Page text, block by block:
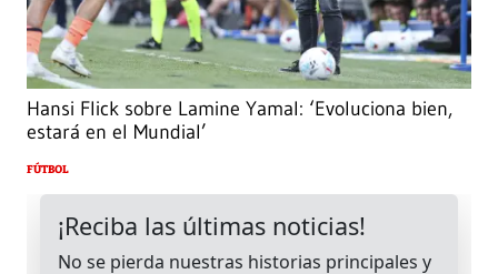
Hansi Flick sobre Lamine Yamal: ‘Evoluciona bien,
estará en el Mundial’
FÚTBOL